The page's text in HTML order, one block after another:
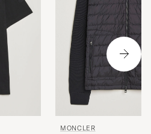
MONCLER